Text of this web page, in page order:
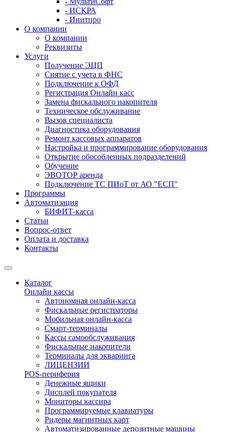
- ИСКРА
- Инитпро
О компании
О компании
Реквизиты
Услуги
Получение ЭЦП
Снятие с учета в ФНС
Подключение к ОФД
Регистрация Онлайн касс
Замена фискального накопителя
Техническое обслуживание
Вызов специалиста
Диагностика оборудования
Ремонт кассовых аппаратов
Настройка и программирование оборудования
Открытие обособленных подразделений
Обучение
ЭВОТОР аренда
Подключение ТС ПИоТ от АО "ЕСП"
Программы
Автоматизация
БИФИТ-касса
Статьи
Вопрос-ответ
Оплата и доставка
Контакты
Каталог
Онлайн кассы
Автономная онлайн-касса
Фискальные регистраторы
Мобильная онлайн-касса
Смарт-терминалы
Кассы самообслуживания
Фискальные накопители
Терминалы для экваринга
ЛИЦЕНЗИИ
POS-периферия
Денежные ящики
Дисплей покупателя
Мониторы кассира
Программируемые клавиатуры
Ридеры магнитных карт
Автоматизированные депозитные машины